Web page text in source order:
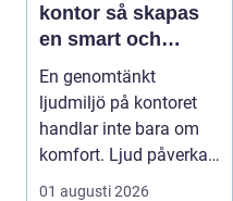
kontor så skapas
en smart och
hållbar ljudmiljö
En genomtänkt
ljudmiljö på kontoret
handlar inte bara om
komfort. Ljud påverkar
koncentration, stres...
01 augusti 2026